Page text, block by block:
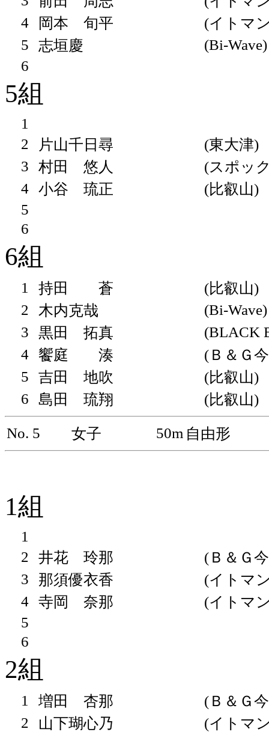
4
岡本 旬平
(イトマ
5
志垣慶
(Bi-Wave)
6
5組
1
2
片山千日尋
(東大津)
3
村田 悠人
(スポッ
4 小谷 琉正
(比叡山)
5
6
6組
1 持田 蒼
(比叡山)
2
木内克哉
(Bi-Wave)
3
黒田 拓真
(BLACK
4 饗庭 湊
(Ｂ＆Ｇ
5
吉田 地吹
(比叡山)
6
島田 琉翔 (比叡山)
No. 5 女子 50m 自由形
1組
1
2
井花 玲那
(Ｂ＆Ｇ
3
那須優衣香
(イトマ
4 寺岡 奈那
(イトマ
5
6
2組
1 増田 杏那
(Ｂ＆Ｇ
2
山下瑚心乃
(イトマ